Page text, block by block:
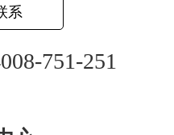
系
751-251